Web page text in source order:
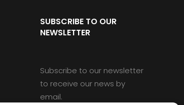
SUBSCRIBE TO OUR
NEWSLETTER
Subscribe to our newsletter
to receive our news by
email.